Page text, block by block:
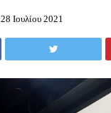
28 Ιουλίου 2021